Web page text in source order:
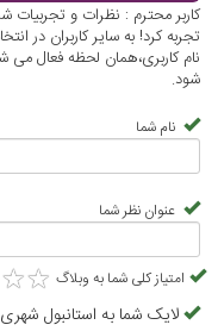
کاربر محترم : نظرات و
تجربه کرد! به سایر کاربران
نام کاربری،همان لحظه فعال
شود.
نام شما
عنوان نظر شما
امتیاز کلی شما به وبلاگ ★★
★★
لایک شما به استانبول